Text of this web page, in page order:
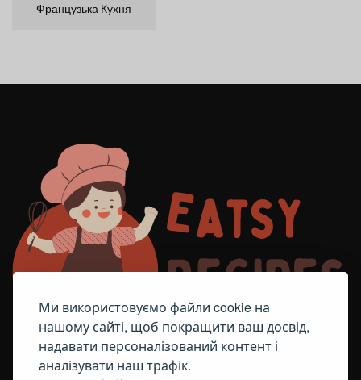
Ми використовуємо файли cookie на
нашому сайті, щоб покращити ваш досвід,
надавати персоналізований контент і
аналізувати наш трафік.
Французька Кухня